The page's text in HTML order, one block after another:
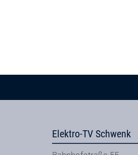
Elektro-TV Schwenk